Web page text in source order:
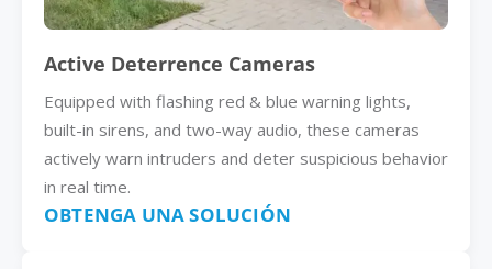
Active Deterrence Cameras
Equipped with flashing red & blue warning lights,
built-in sirens, and two-way audio, these cameras
actively warn intruders and deter suspicious behavior
in real time.
OBTENGA UNA SOLUCIÓN